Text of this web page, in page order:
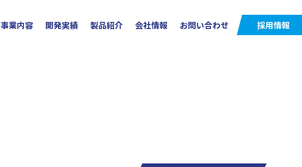
事業内容 開発実績 製品紹介 会社情報 お問い合わせ 採用情報